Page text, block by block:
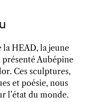
HEAD, la jeune
présenté Aubépine
Ces sculptures,
et poésie, nous
l’état du monde.